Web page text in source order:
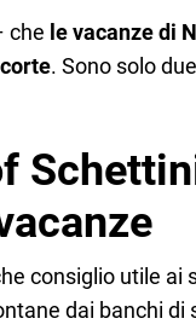
che le vacanze di
. Sono solo
consiglio utile ai
dai banchi di